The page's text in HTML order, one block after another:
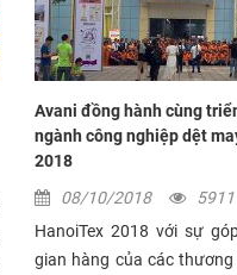
Avani đồng hành cùng
ngành công nghiệp dệt
2018
08/10/2018
5911
HanoiTex 2018 với sự
gian hàng của các